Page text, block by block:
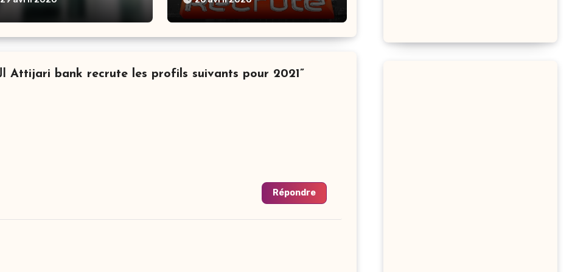
Profils En 2026
55 thoughts on “التجاري بنك ينتدب أعوان Attijari bank recrute les profils suivants pour 2021”
Répondre